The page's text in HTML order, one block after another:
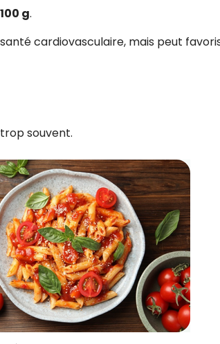
g.
cardiovasculaire, mais peut
souvent.